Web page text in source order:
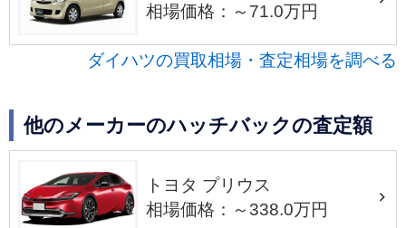
相場価格：～71.0万円
ダイハツの買取相場・査定相場を調べる
他のメーカーのハッチバックの査定額
トヨタ プリウス
相場価格：～338.0万円